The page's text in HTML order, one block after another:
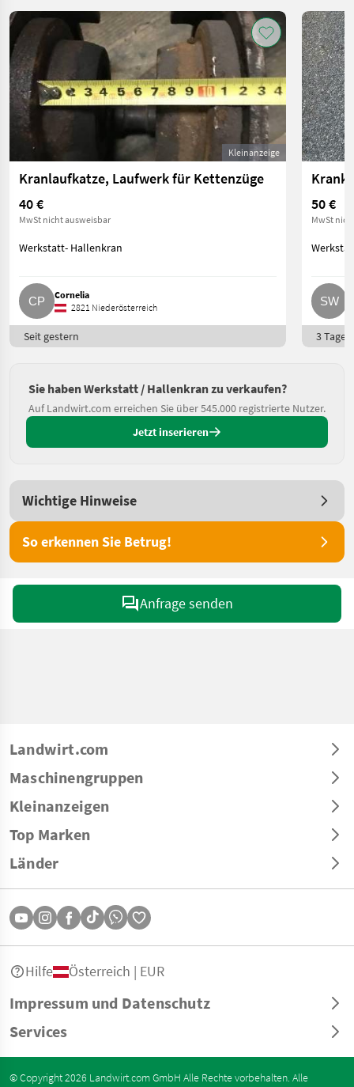
Kleinanzeige
Kranlaufkatze, Laufwerk für Kettenzüge
40 €
MwSt nicht ausweisbar
Werkstatt- Hallenkran
Cornelia
2821 Niederösterreich
Seit gestern
50 €
MwSt
3 Tage
Sie haben Werkstatt / Hallenkran zu verkaufen?
Auf Landwirt.com erreichen Sie über 545.000 registrierte Nutzer.
Jetzt inserieren
Wichtige Hinweise
So erkennen Sie Betrug!
Anfrage senden
Landwirt.com
Maschinengruppen
Kleinanzeigen
Top Marken
Länder
Impressum und Datenschutz
Services
Hilfe Österreich | EUR
© Copyright 2026 Landwirt.com GmbH Alle Rechte vorbehalten. Alle